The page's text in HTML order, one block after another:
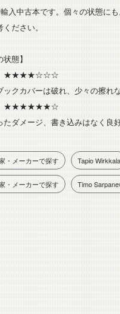
入中古本です。個々の状態に
ださい。
状態】
★★★★☆☆☆
ックカバーは破れ、少々の擦れ
★★★★★★☆
たダメージ、書き込みはなく良
・メーカーで探す Tapio Wirkkala
・メーカーで探す Timo